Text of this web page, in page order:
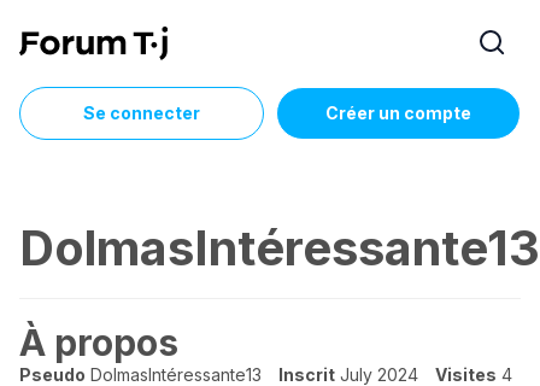
Se connecter Créer un compte
DolmasIntéressante13
À propos
Pseudo DolmasIntéressante13 Inscrit July 2024 Visites 4